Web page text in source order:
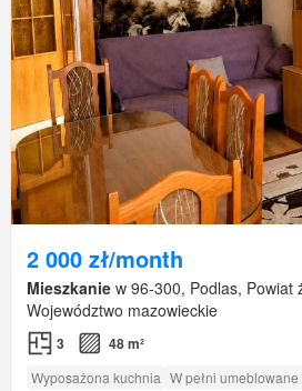
2 000 zł/month
Mieszkanie w 96-300, Podlas, Powiat
Województwo mazowieckie
3 48 m²
Wyposażona kuchnia W pełni umeblowane